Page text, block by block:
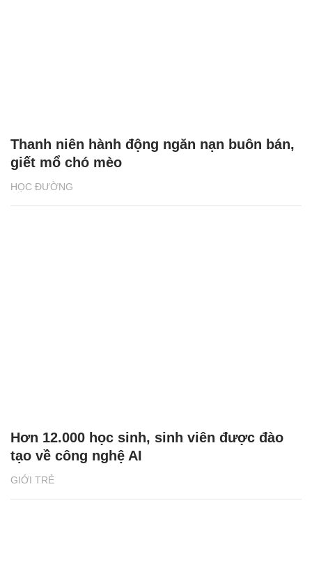
HỌC ĐƯỜNG
Thanh niên hành động ngăn nạn buôn bán,
giết mổ chó mèo
GIỚI TRẺ
Hơn 12.000 học sinh, sinh viên được đào
tạo về công nghệ AI